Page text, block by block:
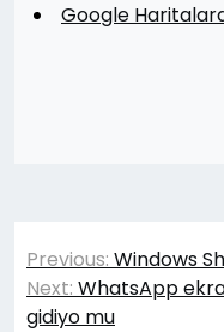
Google
Yazı
gezinmesi
Previous: Windows
Next: WhatsApp
gidiyo mu